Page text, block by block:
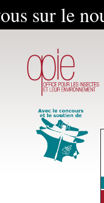
sur le